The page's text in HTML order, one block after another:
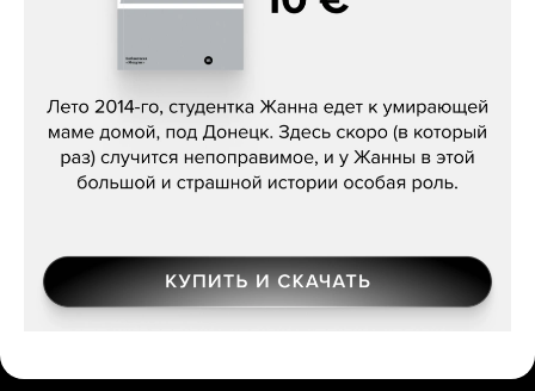
Сергей Лебедев, «Белая дама»